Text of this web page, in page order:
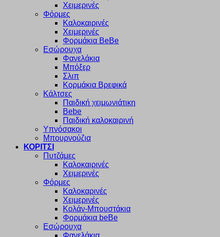
Χειμερινές
Φόρμες
Καλοκαιρινές
Χειμερινές
Φορμάκια BeBe
Εσώρουχα
Φανελάκια
Μπόξερ
Σλιπ
Κορμάκια Βρεφικά
Κάλτσες
Παιδική χειμωνιάτικη
Bebe
Παιδική καλοκαιρινή
Υπνόσακοι
Μπουρνούζια
ΚΟΡΙΤΣΙ
Πυτζάμες
Καλοκαιρινές
Χειμερινές
Φόρμες
Καλοκαρινές
Χειμερινές
Κολάν-Μπουστάκια
Φορμάκια beBe
Εσώρουχα
Φανελάκια